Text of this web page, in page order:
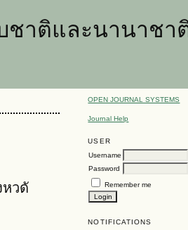
ชาติและนานาชา
OPEN JOURNAL SYSTEMS
Journal Help
USER
Username
Password
Remember me
NOTIFICATIONS
วดั